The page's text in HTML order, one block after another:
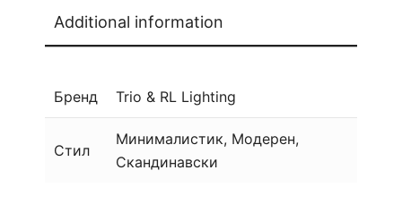
Additional information
Бренд Trio & RL Lighting
Стил
Минималистик, Модерен,
Скандинавски